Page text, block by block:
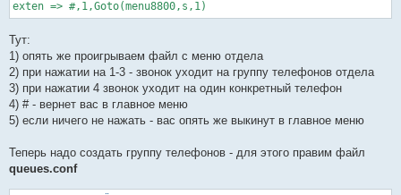
Тут:
1) опять же проигрываем файл с меню отдела
2) при нажатии на 1-3 - звонок уходит на группу телефонов отдела
3) при нажатии 4 звонок уходит на один конкретный телефон
4) # - вернет вас в главное меню
5) если ничего не нажать - вас опять же выкинут в главное меню
Теперь надо создать группу телефонов - для этого правим файл
queues.conf